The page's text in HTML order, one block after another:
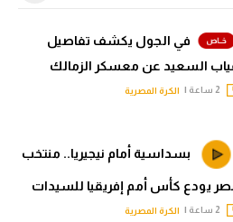
في الجول يكشف تفاصيل
السعيد عن معسكر الزمالك
الكرة المصرية
بسداسية أمام نيجيريا.. منتخب
يودع كأس أمم إفريقيا للسيدات
الكرة المصرية